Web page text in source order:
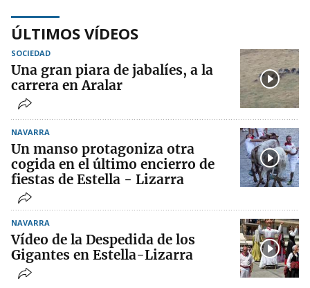
ÚLTIMOS VÍDEOS
SOCIEDAD
Una gran piara de jabalíes, a la
carrera en Aralar
NAVARRA
Un manso protagoniza otra
cogida en el último encierro de
fiestas de Estella - Lizarra
NAVARRA
Vídeo de la Despedida de los
Gigantes en Estella-Lizarra